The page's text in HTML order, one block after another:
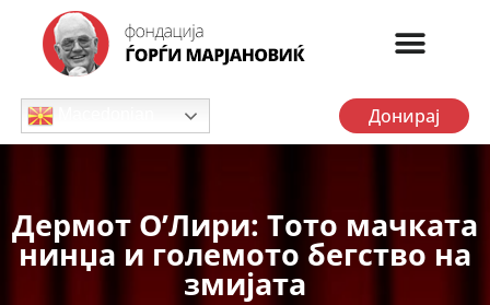
Донирај
Дермот О’Лири: Тото мачката
нинџа и големото бегство на
змијата